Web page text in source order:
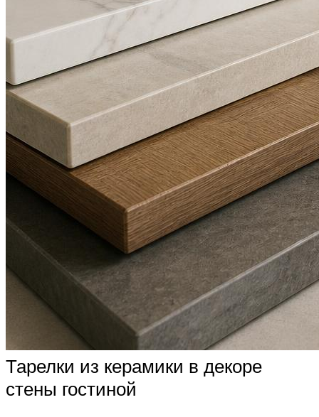
Тарелки из керамики в декоре
стены гостиной